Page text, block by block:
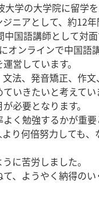
学の大学院に留学を
ニアとして、約12年
国語講師として対面
ンラインで中国語
営しています。
法、発音矯正、作
いきたいと考えてい
必要となります。
く勉強するかが重要
り何倍努力しても
に苦労しました。
、ようやく納得のい